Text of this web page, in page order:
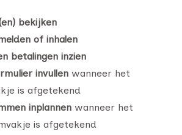
bekijken
of inhalen
betalingen inzien
invullen wanneer het
is afgetekend
inplannen wanneer het
is afgetekend